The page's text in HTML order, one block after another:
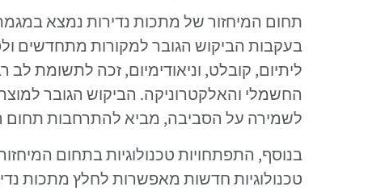
תחום המיחזור של מתכות נדירות נמצא
בעקבות הביקוש הגובר למקורות מתחדשים
ליתיום, קובלט, וניאודימיום, זכה לתשומת
החשמלי והאלקטרוניקה. הביקוש הגובר
לשמירה על הסביבה, מביא להתרחבות תחום
בנוסף, התפתחויות טכנולוגיות בתחום
טכנולוגיות חדשות מאפשרות לחלץ מתכות